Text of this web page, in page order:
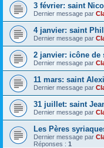
3 février: saint
Dernier message par
4 janvier: saint
Dernier message par
2 janvier: icône de
Dernier message par
11 mars: saint
Dernier message par
31 juillet: saint
Dernier message par
Les Pères
Dernier message par
Réponses : 1